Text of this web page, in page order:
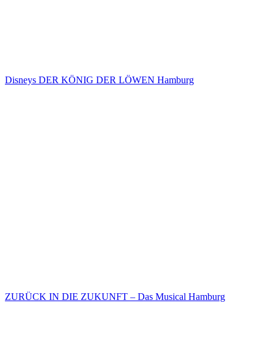
Disneys DER KÖNIG DER LÖWEN Hamburg
ZURÜCK IN DIE ZUKUNFT – Das Musical Hamburg